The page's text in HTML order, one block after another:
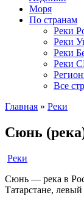
Моря
По странам
Реки
Реки
Реки
Реки
Все
Главная » Реки
Сюнь
Реки
Сюнь — река в
Татарстане,